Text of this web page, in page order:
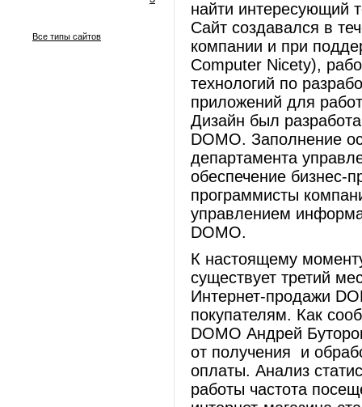
Все типы сайтов
найти интересующий
Сайт создавался в
компании и при
Computer Nicety),
технологий по
приложений для
Дизайн был
DOMO. Заполнение
департамента
обеспечение бизнес-
программисты
управлением
DOMO.
К настоящему
существует третий
Интернет-продажи
покупателям. Как
DOMO Андрей
от получения и
оплаты. Анализ
работы частота